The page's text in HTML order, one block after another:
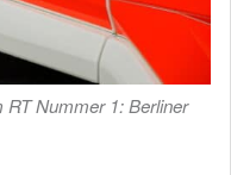
RT Nummer 1: Berliner